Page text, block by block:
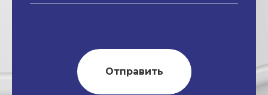
Отправить